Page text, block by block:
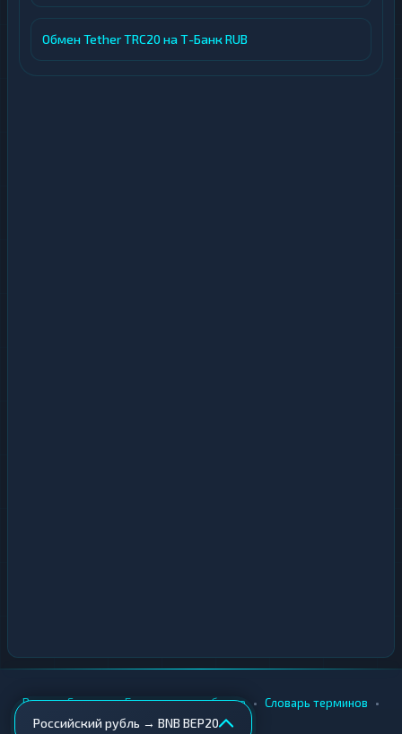
Обмен Tether TRC20 на Т-Банк RUB
Российский рубль → BNB BEP20
Вики • Города • Безопасность обмена • Словарь терминов •
AML-проверка